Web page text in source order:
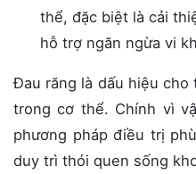
thể, đặc biệt là cải
hỗ trợ ngăn ngừa vi
Đau răng là dấu hiệu cho
trong cơ thể. Chính vì
phương pháp điều trị
duy trì thói quen sống